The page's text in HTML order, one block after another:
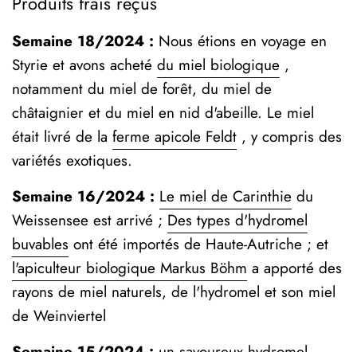
Semaine 18/2024 : Nous étions en voyage en
Styrie et avons acheté du miel biologique ,
notamment du miel de forêt, du miel de
châtaignier et du miel en nid d'abeille. Le miel
était livré de la ferme apicole Feldt , y compris des
variétés exotiques.
Semaine 16/2024 : Le miel de Carinthie du
Weissensee est arrivé ; Des types d'hydromel
buvables ont été importés de Haute-Autriche ; et
l'apiculteur biologique Markus Böhm a apporté des
rayons de miel naturels, de l'hydromel et son miel
de Weinviertel